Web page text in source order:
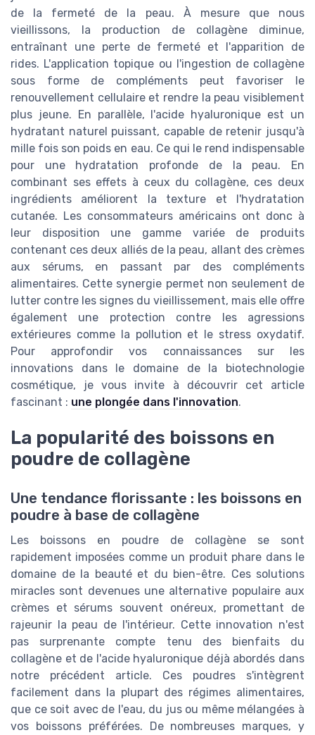
de la fermeté de la peau. À mesure que nous
vieillissons, la production de collagène diminue,
entraînant une perte de fermeté et l'apparition de
rides. L'application topique ou l'ingestion de collagène
sous forme de compléments peut favoriser le
renouvellement cellulaire et rendre la peau visiblement
plus jeune. En parallèle, l'acide hyaluronique est un
hydratant naturel puissant, capable de retenir jusqu'à
mille fois son poids en eau. Ce qui le rend indispensable
pour une hydratation profonde de la peau. En
combinant ses effets à ceux du collagène, ces deux
ingrédients améliorent la texture et l'hydratation
cutanée. Les consommateurs américains ont donc à
leur disposition une gamme variée de produits
contenant ces deux alliés de la peau, allant des crèmes
aux sérums, en passant par des compléments
alimentaires. Cette synergie permet non seulement de
lutter contre les signes du vieillissement, mais elle offre
également une protection contre les agressions
extérieures comme la pollution et le stress oxydatif.
Pour approfondir vos connaissances sur les
innovations dans le domaine de la biotechnologie
cosmétique, je vous invite à découvrir cet article
fascinant : une plongée dans l'innovation.
La popularité des boissons en
poudre de collagène
Une tendance florissante : les boissons en
poudre à base de collagène
Les boissons en poudre de collagène se sont
rapidement imposées comme un produit phare dans le
domaine de la beauté et du bien-être. Ces solutions
miracles sont devenues une alternative populaire aux
crèmes et sérums souvent onéreux, promettant de
rajeunir la peau de l'intérieur. Cette innovation n'est
pas surprenante compte tenu des bienfaits du
collagène et de l'acide hyaluronique déjà abordés dans
notre précédent article. Ces poudres s'intègrent
facilement dans la plupart des régimes alimentaires,
que ce soit avec de l'eau, du jus ou même mélangées à
vos boissons préférées. De nombreuses marques, y